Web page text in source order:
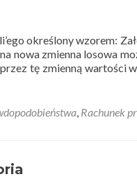
określony wzorem:
nowa zmienna losowa
tę zmienną wartości
, Rachunek